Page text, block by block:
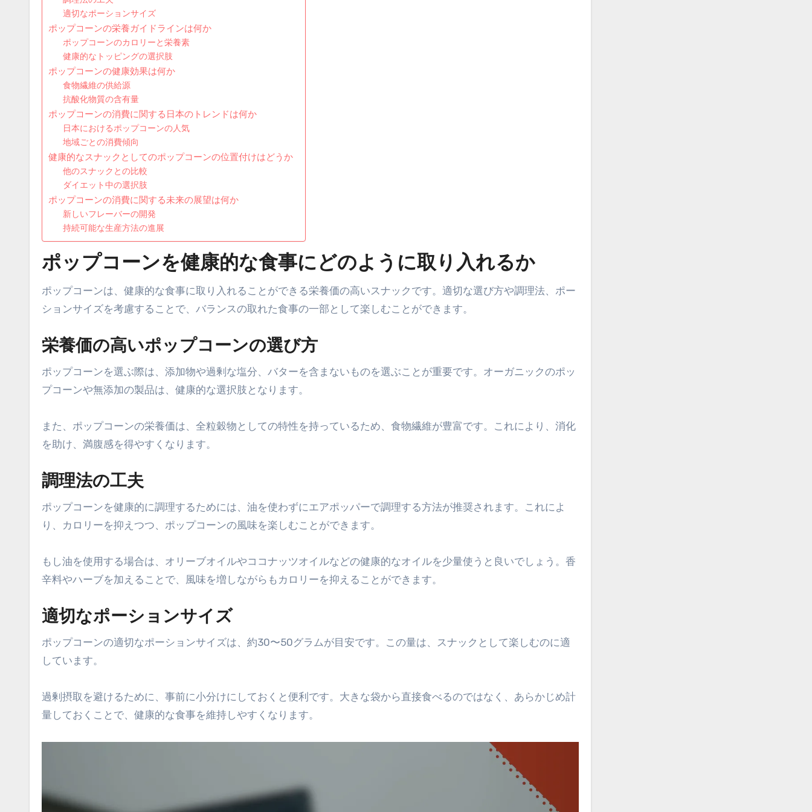
適切なポーションサイズ
ポップコーンの栄養ガイドラインは何か
ポップコーンのカロリーと栄養素
健康的なトッピングの選択肢
ポップコーンの健康効果は何か
食物繊維の供給源
抗酸化物質の含有量
ポップコーンの消費に関する日本のトレンドは何か
日本におけるポップコーンの人気
地域ごとの消費傾向
健康的なスナックとしてのポップコーンの位置付けはどうか
他のスナックとの比較
ダイエット中の選択肢
ポップコーンの消費に関する未来の展望は何か
新しいフレーバーの開発
持続可能な生産方法の進展
ポップコーンを健康的な食事にどのように取り入れるか
ポップコーンは、健康的な食事に取り入れることができる栄養価の高いスナックです。適切な選び方や調理法、ポー
ションサイズを考慮することで、バランスの取れた食事の一部として楽しむことができます。
栄養価の高いポップコーンの選び方
ポップコーンを選ぶ際は、添加物や過剰な塩分、バターを含まないものを選ぶことが重要です。オーガニックのポッ
プコーンや無添加の製品は、健康的な選択肢となります。
また、ポップコーンの栄養価は、全粒穀物としての特性を持っているため、食物繊維が豊富です。これにより、消化
を助け、満腹感を得やすくなります。
調理法の工夫
ポップコーンを健康的に調理するためには、油を使わずにエアポッパーで調理する方法が推奨されます。これによ
り、カロリーを抑えつつ、ポップコーンの風味を楽しむことができます。
もし油を使用する場合は、オリーブオイルやココナッツオイルなどの健康的なオイルを少量使うと良いでしょう。香
辛料やハーブを加えることで、風味を増しながらもカロリーを抑えることができます。
適切なポーションサイズ
ポップコーンの適切なポーションサイズは、約30〜50グラムが目安です。この量は、スナックとして楽しむのに適
しています。
過剰摂取を避けるために、事前に小分けにしておくと便利です。大きな袋から直接食べるのではなく、あらかじめ計
量しておくことで、健康的な食事を維持しやすくなります。